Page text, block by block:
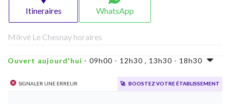
Itineraires WhatsApp
Mikvé Le Chesnay horaires
Ouvert aujourd'hui - 09h00 - 12h30 , 13h30 - 18h30
Signaler une erreur 🚀 Boostez votre établissement